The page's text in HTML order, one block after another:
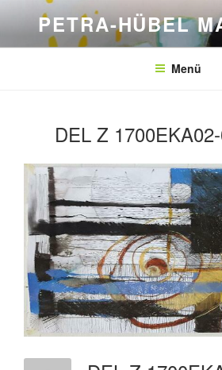
springen
PETRA-HÜBEL
Menü
DEL Z